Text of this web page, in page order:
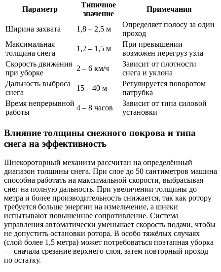
Параметр
Типичное
значение
Примечания
Ширина захвата 1,8 – 2,5 м
Определяет полосу за один
проход
Максимальная
толщина снега
1,2 – 1,5 м
При превышении
возможен перегруз узла
Скорость движения
при уборке
2 – 6 км/ч
Зависит от плотности
снега и уклона
Дальность выброса
снега
15 – 40 м
Регулируется поворотом
патрубка
Время непрерывной
работы
4 – 8 часов
Зависит от типа силовой
установки
Влияние толщины снежного покрова и типа
снега на эффективность
Шнекороторный механизм рассчитан на определённый
диапазон толщины снега. При слое до 50 сантиметров машина
способна работать на максимальной скорости, выбрасывая
снег на полную дальность. При увеличении толщины до
метра и более производительность снижается, так как ротору
требуется больше энергии на измельчение, а шнеки
испытывают повышенное сопротивление. Система
управления автоматически уменьшает скорость подачи, чтобы
не допустить остановки ротора. В особо тяжёлых случаях
(слой более 1,5 метра) может потребоваться поэтапная уборка
— сначала срезание верхнего слоя, затем повторный проход
по остатку.